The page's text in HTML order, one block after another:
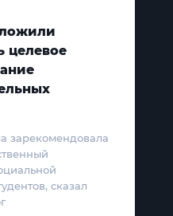
целевое
зарекомендовала
сказал